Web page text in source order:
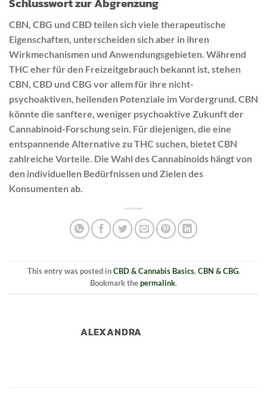
CBN, CBG und CBD teilen sich viele therapeutische
Eigenschaften, unterscheiden sich aber in ihren
Wirkmechanismen und Anwendungsgebieten. Während
THC eher für den Freizeitgebrauch bekannt ist, stehen
CBN, CBD und CBG vor allem für ihre nicht-
psychoaktiven, heilenden Potenziale im Vordergrund. CBN
könnte die sanftere, weniger psychoaktive Zukunft der
Cannabinoid-Forschung sein. Für diejenigen, die eine
entspannende Alternative zu THC suchen, bietet CBN
zahlreiche Vorteile. Die Wahl des Cannabinoids hängt von
den individuellen Bedürfnissen und Zielen des
Konsumenten ab.
This entry was posted inCBD & Cannabis Basics,CBN & CBG.
Bookmark thepermalink.
ALEXANDRA